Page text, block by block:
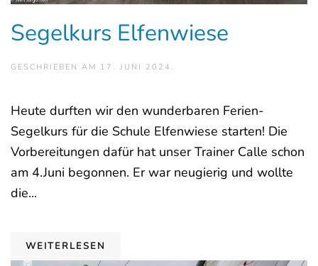
Segelkurs Elfenwiese
GESCHRIEBEN AM 17. JUNI 2024 .
Heute durften wir den wunderbaren Ferien-
Segelkurs für die Schule Elfenwiese starten! Die
Vorbereitungen dafür hat unser Trainer Calle schon
am 4.Juni begonnen. Er war neugierig und wollte
die...
WEITERLESEN